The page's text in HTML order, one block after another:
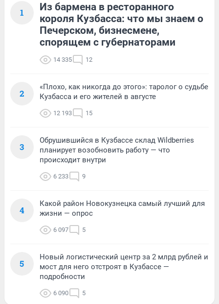
1
Из бармена в ресторанного
короля Кузбасса: что мы знаем о
Печерском, бизнесмене,
спорящем с губернаторами
14 335 12
2
«Плохо, как никогда до этого»: таролог о судьбе
Кузбасса и его жителей в августе
12 193 15
3
Обрушившийся в Кузбассе склад Wildberries
планирует возобновить работу — что
происходит внутри
6 233 9
4
Какой район Новокузнецка самый лучший для
жизни — опрос
6 097 5
5
Новый логистический центр за 2 млрд рублей и
мост для него отстроят в Кузбассе —
подробности
6 090 5